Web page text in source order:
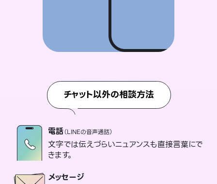
チャット以外の相談方法
電話（LINEの音声通話）
文字では伝えづらいニュアンスも直接言葉にで
きます。
メッセージ